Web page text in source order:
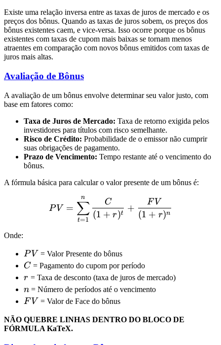
Existe uma relação inversa entre as taxas de juros de mercado e os
preços dos bônus. Quando as taxas de juros sobem, os preços dos
bônus existentes caem, e vice-versa. Isso ocorre porque os bônus
existentes com taxas de cupom mais baixas se tornam menos
atraentes em comparação com novos bônus emitidos com taxas de
juros mais altas.
Avaliação de Bônus
A avaliação de um bônus envolve determinar seu valor justo, com
base em fatores como:
Taxa de Juros de Mercado: Taxa de retorno exigida pelos
investidores para títulos com risco semelhante.
Risco de Crédito: Probabilidade de o emissor não cumprir
suas obrigações de pagamento.
Prazo de Vencimento: Tempo restante até o vencimento do
bônus.
A fórmula básica para calcular o valor presente de um bônus é:
PV = \sum_{t=1}^{n}
PV =
t=1
∑
n
(1 + r)t
C
+
(1 + r)n
FV
Onde:
PV
PV = Valor Presente do bônus
C
C = Pagamento do cupom por período
r
r = Taxa de desconto (taxa de juros de mercado)
n
n = Número de períodos até o vencimento
FV
F V = Valor de Face do bônus
NÃO QUEBRE LINHAS DENTRO DO BLOCO DE
FÓRMULA KaTeX.